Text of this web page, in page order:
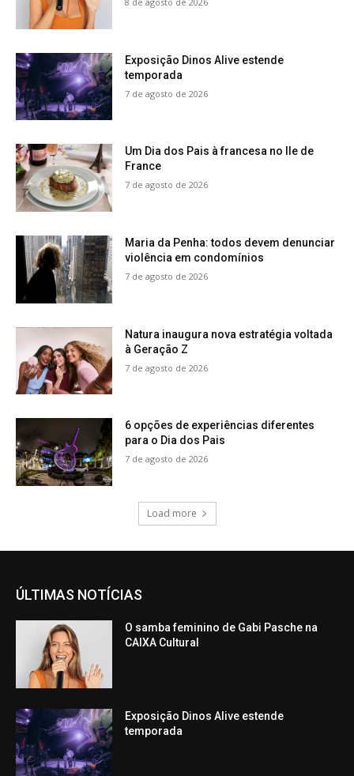
Exposição Dinos Alive estende
temporada
7 de agosto de 2026
Um Dia dos Pais à francesa no Ile de
France
7 de agosto de 2026
Maria da Penha: todos devem denunciar
violência em condomínios
7 de agosto de 2026
Natura inaugura nova estratégia voltada
à Geração Z
7 de agosto de 2026
6 opções de experiências diferentes
para o Dia dos Pais
7 de agosto de 2026
Load more
ÚLTIMAS NOTÍCIAS
O samba feminino de Gabi Pasche na
CAIXA Cultural
Exposição Dinos Alive estende
temporada